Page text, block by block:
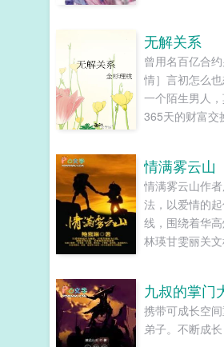
无解关系
曾用名百亿合
情］言初怎么
一个陌生男人
365天的财富交
金，年轻，人
欲强，还打算
情满雾云山
情满雾云山作
法，以爱情的
线，围绕着华
林瑛甘雯丽关
九叔的掌门
携带可成长空
弟子。不断成